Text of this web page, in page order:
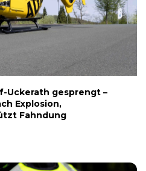
Uckerath gesprengt –
Explosion,
Fahndung